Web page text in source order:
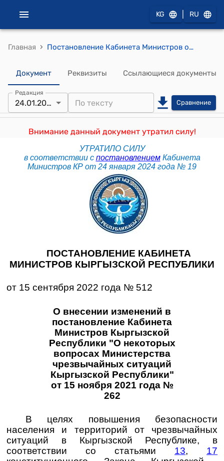
KG RU
Главная › Постановление Кабинета Министров от 15 сентября 2022 года № 512 "О внесении изменений в постановление Кабинета Министров Кыргызской Республики "О некоторых вопросах Министерства чрезвычайных ситуаций Кыргызской Республики" от 15 ноября 2021 года № 262"
Документ Реквизиты Ссылающиеся документы
Редакция
24.01.2024 Сравнение
Внимание данный документ утратил силу!